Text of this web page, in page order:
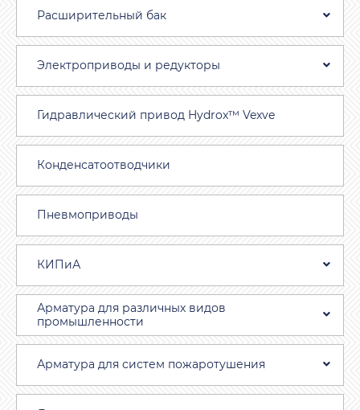
Расширительный бак
Электроприводы и редукторы
Гидравлический привод Hydrox™ Vexve
Конденсатоотводчики
Пневмоприводы
КИПиА
Арматура для различных видов
промышленности
Арматура для систем пожаротушения